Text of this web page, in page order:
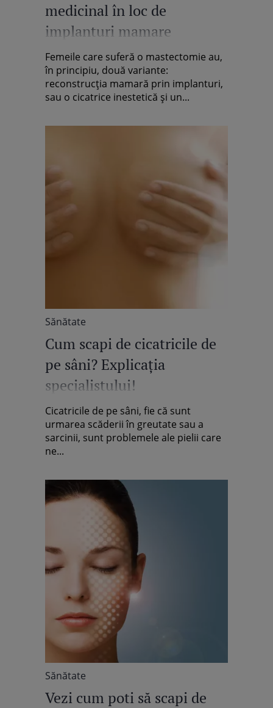
medicinal în loc de
implanturi mamare
Femeile care suferă o mastectomie au,
în principiu, două variante:
reconstrucţia mamară prin implanturi,
sau o cicatrice inestetică şi un...
Sănătate
Cum scapi de cicatricile de
pe sâni? Explicaţia
specialistului!
Cicatricile de pe sâni, fie că sunt
urmarea scăderii în greutate sau a
sarcinii, sunt problemele ale pielii care
ne...
Sănătate
Vezi cum poti să scapi de